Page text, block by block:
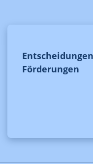
Förderungen